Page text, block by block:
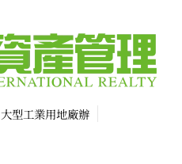
大型工業用地廠辦